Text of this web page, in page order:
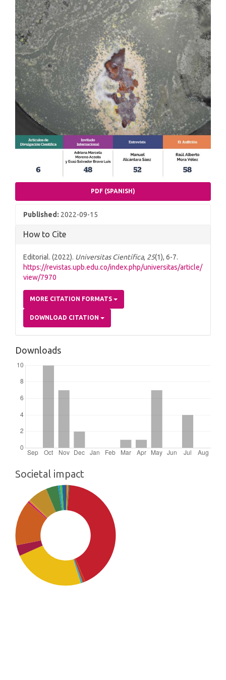
PDF (SPANISH)
Published: 2022-09-15
How to Cite
Editorial. (2022). Universitas Científica, 25(1), 6-7.
https://revistas.upb.edu.co/index.php/universitas/article/
view/7970
MORE CITATION FORMATS
DOWNLOAD CITATION
Downloads
Societal impact